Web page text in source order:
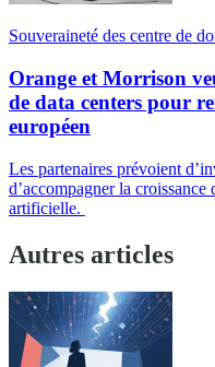
Souveraineté des centre de
Orange et Morrison
de data centers pour
européen
Les partenaires prévoient
d’accompagner la
artificielle.
Autres articles